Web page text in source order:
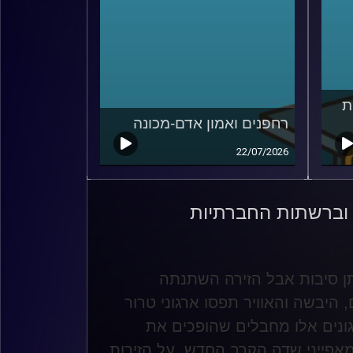
רחפנים ואמון אדם-מכונה
22/07/2026
החברתיות
סיבות אבל הזירה השתנתה
והאוויר תפסו ארגוני טרור
אלו מחבלים שהופכים את